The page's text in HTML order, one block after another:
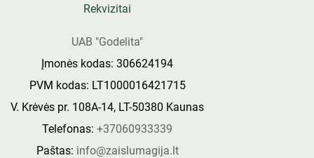
Rekvizitai
UAB "Godelita"
Įmonės kodas: 306624194
PVM kodas: LT1000016421715
V. Krėvės pr. 108A-14, LT-50380 Kaunas
Telefonas: +37060933339
Paštas: info@zaislumagija.lt